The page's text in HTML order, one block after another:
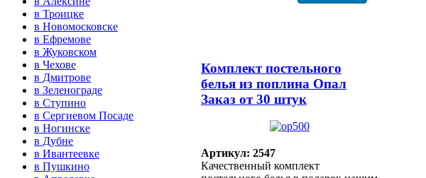
Комплект постельного
белья из поплина Опал
Заказ от 30 штук
Артикул: 2547
Качественный комплект
в Троицке
в Новомосковске
в Ефремове
в Жуковском
в Чехове
в Дмитрове
в Зеленограде
в Ступино
в Сергиевом Посаде
в Ногинске
в Дубне
в Ивантеевке
в Пушкино